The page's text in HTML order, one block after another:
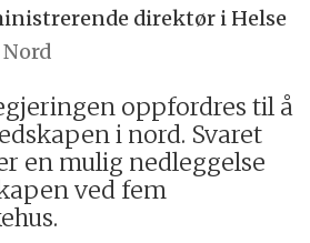
direktør i Helse
oppfordres til å
i nord. Svaret
en mulig nedleggelse
ved fem